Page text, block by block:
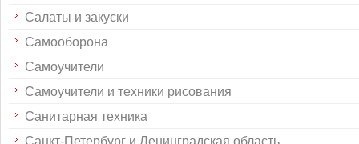
Салаты и закуски
Самооборона
Самоучители
Самоучители и техники рисования
Санитарная техника
Санкт-Петербург и Ленинградская область